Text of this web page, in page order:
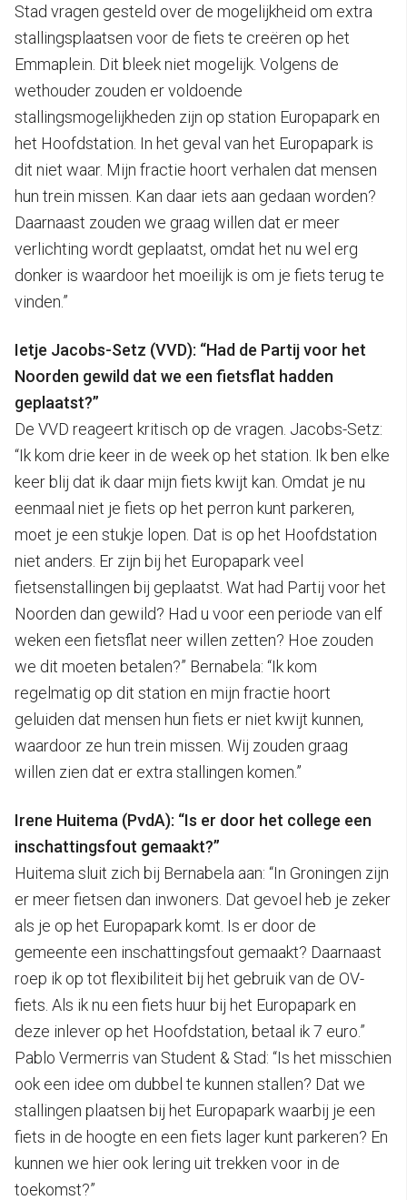
Stad vragen gesteld over de mogelijkheid om extra
stallingsplaatsen voor de fiets te creëren op het
Emmaplein. Dit bleek niet mogelijk. Volgens de
wethouder zouden er voldoende
stallingsmogelijkheden zijn op station Europapark en
het Hoofdstation. In het geval van het Europapark is
dit niet waar. Mijn fractie hoort verhalen dat mensen
hun trein missen. Kan daar iets aan gedaan worden?
Daarnaast zouden we graag willen dat er meer
verlichting wordt geplaatst, omdat het nu wel erg
donker is waardoor het moeilijk is om je fiets terug te
vinden.”
Ietje Jacobs-Setz (VVD): “Had de Partij voor het
Noorden gewild dat we een fietsflat hadden
geplaatst?”
De VVD reageert kritisch op de vragen. Jacobs-Setz:
“Ik kom drie keer in de week op het station. Ik ben elke
keer blij dat ik daar mijn fiets kwijt kan. Omdat je nu
eenmaal niet je fiets op het perron kunt parkeren,
moet je een stukje lopen. Dat is op het Hoofdstation
niet anders. Er zijn bij het Europapark veel
fietsenstallingen bij geplaatst. Wat had Partij voor het
Noorden dan gewild? Had u voor een periode van elf
weken een fietsflat neer willen zetten? Hoe zouden
we dit moeten betalen?” Bernabela: “Ik kom
regelmatig op dit station en mijn fractie hoort
geluiden dat mensen hun fiets er niet kwijt kunnen,
waardoor ze hun trein missen. Wij zouden graag
willen zien dat er extra stallingen komen.”
Irene Huitema (PvdA): “Is er door het college een
inschattingsfout gemaakt?”
Huitema sluit zich bij Bernabela aan: “In Groningen zijn
er meer fietsen dan inwoners. Dat gevoel heb je zeker
als je op het Europapark komt. Is er door de
gemeente een inschattingsfout gemaakt? Daarnaast
roep ik op tot flexibiliteit bij het gebruik van de OV-
fiets. Als ik nu een fiets huur bij het Europapark en
deze inlever op het Hoofdstation, betaal ik 7 euro.”
Pablo Vermerris van Student & Stad: “Is het misschien
ook een idee om dubbel te kunnen stallen? Dat we
stallingen plaatsen bij het Europapark waarbij je een
fiets in de hoogte en een fiets lager kunt parkeren? En
kunnen we hier ook lering uit trekken voor in de
toekomst?”